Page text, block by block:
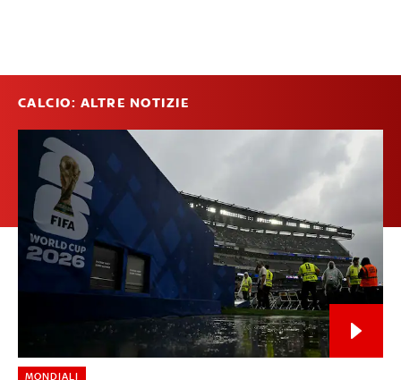
CALCIO: ALTRE NOTIZIE
MONDIALI